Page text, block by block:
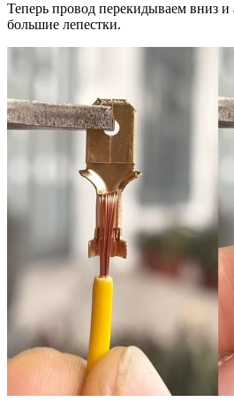
Теперь провод перекидываем вниз
большие лепестки.